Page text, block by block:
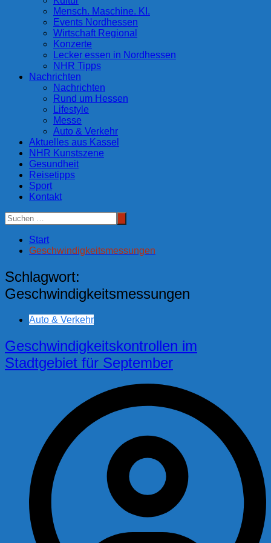
Mensch. Maschine. KI.
Events Nordhessen
Wirtschaft Regional
Konzerte
Lecker essen in Nordhessen
NHR Tipps
Nachrichten
Nachrichten
Rund um Hessen
Lifestyle
Messe
Auto & Verkehr
Aktuelles aus Kassel
NHR Kunstszene
Gesundheit
Reisetipps
Sport
Kontakt
Start
Geschwindigkeitsmessungen
Schlagwort:
Geschwindigkeitsmessungen
Auto & Verkehr
Geschwindigkeitskontrollen im
Stadtgebiet für September